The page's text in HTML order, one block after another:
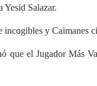
Yesid Salazar.
incogibles y Caimanes
que el Jugador Más